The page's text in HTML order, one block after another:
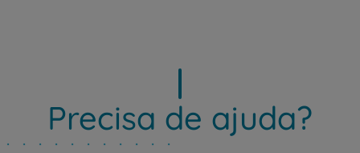
Precisa de ajuda?